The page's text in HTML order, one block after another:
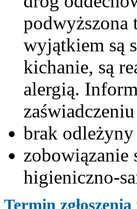
podwyższona
wyjątkiem są
kichanie, są
alergią.
brak
zobowiązanie
higieniczno-
Termin